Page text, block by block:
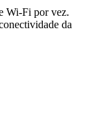
Wi-Fi por vez.
da